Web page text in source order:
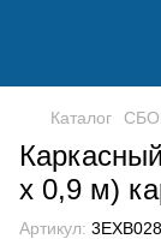
Каталог
х 0,9 м)
Артикул: